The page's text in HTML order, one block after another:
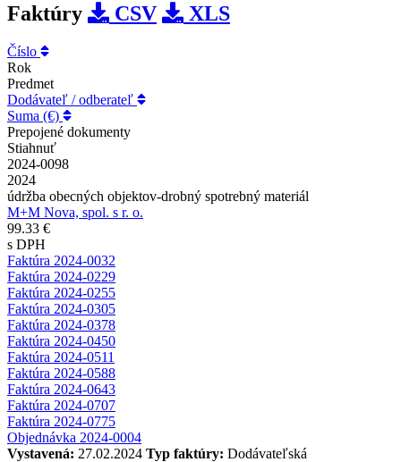
Faktúry CSV XLS
Číslo
Rok
Predmet
Dodávateľ / odberateľ
Suma (€)
Prepojené dokumenty
Stiahnuť
2024-0098
2024
údržba obecných objektov-drobný spotrebný materiál
M+M Nova, spol. s r. o.
99.33 €
s DPH
Faktúra 2024-0032
Faktúra 2024-0229
Faktúra 2024-0255
Faktúra 2024-0305
Faktúra 2024-0378
Faktúra 2024-0450
Faktúra 2024-0511
Faktúra 2024-0588
Faktúra 2024-0643
Faktúra 2024-0707
Faktúra 2024-0775
Objednávka 2024-0004
Vystavená: 27.02.2024 Typ faktúry: Dodávateľská